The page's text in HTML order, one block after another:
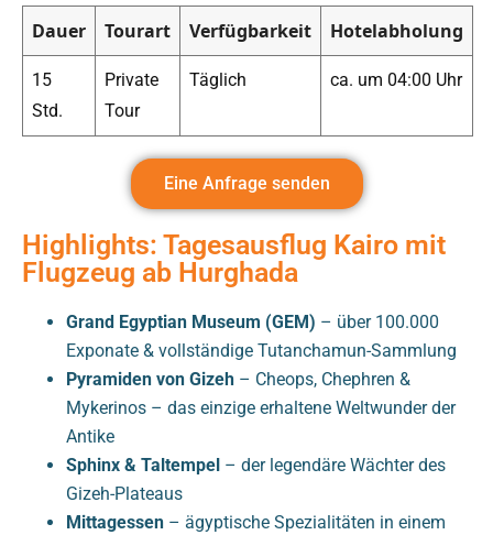
Dauer Tourart Verfügbarkeit Hotelabholung
15
Std.
Private
Tour
Täglich ca. um 04:00 Uhr
Eine Anfrage senden
Highlights: Tagesausflug Kairo mit
Flugzeug ab Hurghada
Grand Egyptian Museum (GEM) – über 100.000
Exponate & vollständige Tutanchamun-Sammlung
Pyramiden von Gizeh – Cheops, Chephren &
Mykerinos – das einzige erhaltene Weltwunder der
Antike
Sphinx & Taltempel – der legendäre Wächter des
Gizeh-Plateaus
Mittagessen – ägyptische Spezialitäten in einem